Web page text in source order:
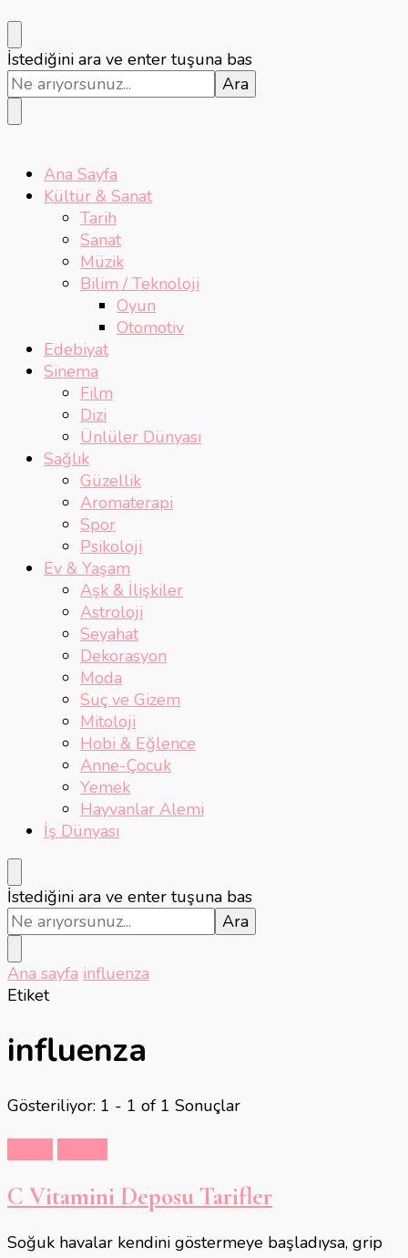
Bir
şey
mi
arıyorsunuz?
İstediğini ara ve enter tuşuna bas
Ana Sayfa
Kültür & Sanat
Tarih
Sanat
Müzik
Bilim / Teknoloji
Oyun
Otomotiv
Edebiyat
Sinema
Film
Dizi
Ünlüler Dünyası
Sağlık
Güzellik
Aromaterapi
Spor
Psikoloji
Ev & Yaşam
Aşk & İlişkiler
Astroloji
Seyahat
Dekorasyon
Moda
Suç ve Gizem
Mitoloji
Hobi & Eğlence
Anne-Çocuk
Yemek
Hayvanlar Alemi
İş Dünyası
Bir
şey
mi
arıyorsunuz?
İstediğini ara ve enter tuşuna bas
Ana sayfa influenza
Etiket
influenza
Gösteriliyor: 1 - 1 of 1 Sonuçlar
C Vitamini Deposu Tarifler
Soğuk havalar kendini göstermeye başladıysa, grip